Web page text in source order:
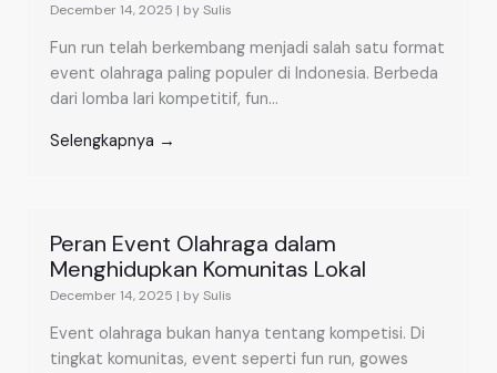
December 14, 2025 | by Sulis
Fun run telah berkembang menjadi salah satu format
event olahraga paling populer di Indonesia. Berbeda
dari lomba lari kompetitif, fun...
Selengkapnya →
Peran Event Olahraga dalam
Menghidupkan Komunitas Lokal
December 14, 2025 | by Sulis
Event olahraga bukan hanya tentang kompetisi. Di
tingkat komunitas, event seperti fun run, gowes